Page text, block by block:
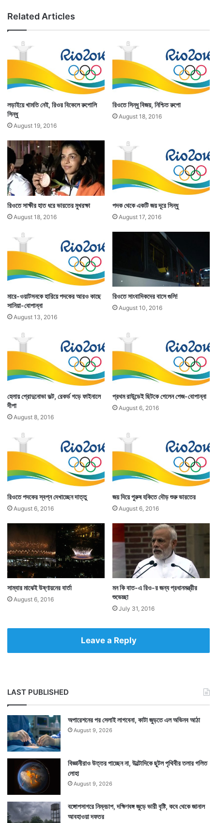
Related Articles
লড়াইয়ে খামতি নেই, রিওর বিকেলে রুপোলি
সিন্ধু
August 19, 2016
রিওতে সিন্ধু বিজয়, নিশ্চিত রুপো
August 18, 2016
রিওতে সাক্ষীর হাত ধরে ভারতের মুখরক্ষা
August 18, 2016
পদক থেকে একটি জয় দূরে সিন্ধু
August 17, 2016
মারে-ওয়াটসনকে হারিয়ে পদকের আরও কাছে
সানিয়া-বোপান্না
August 13, 2016
রিওতে সাংবাদিকদের বাসে গুলি!
August 10, 2016
হেলায় প্রোদুনোভা ভল্ট, রেকর্ড গড়ে ফাইনালে
দীপা
August 8, 2016
প্রথম রাউন্ডেই ছিটকে গেলেন পেজ-বোপান্না
August 6, 2016
রিওতে পদকের স্বপ্ন দেখাচ্ছেন দাত্তু
August 6, 2016
জয় দিয়ে পুরুষ হকিতে দৌড় শুরু ভারতের
August 6, 2016
সাম্বার মাঝেই উষ্ণায়নের বার্তা
August 6, 2016
মন কি বাত-এ রিও-র জন্য প্রধানমন্ত্রীর
শুভেচ্ছা
July 31, 2016
Leave a Reply
LAST PUBLISHED
অপারেশনের পর সেলাই লাগবেনা, কাটা জুড়তে এল অভিনব আঠা
August 9, 2026
বিজ্ঞানীরাও উত্তর পাচ্ছেন না, উল্টোদিকে ছুটল পৃথিবীর তলার গলিত
লোহা
August 9, 2026
বঙ্গোপসাগরে নিম্নচাপ, দক্ষিণবঙ্গ জুড়ে ভারী বৃষ্টি, কবে থেকে জানাল
আবহাওয়া দফতর